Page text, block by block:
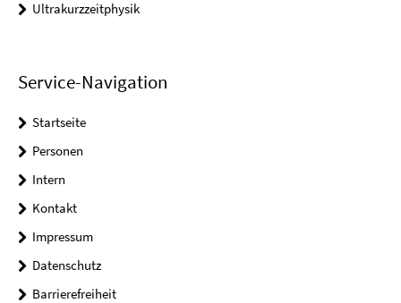
Ultrakurzzeitphysik
Service-Navigation
Startseite
Personen
Intern
Kontakt
Impressum
Datenschutz
Barrierefreiheit